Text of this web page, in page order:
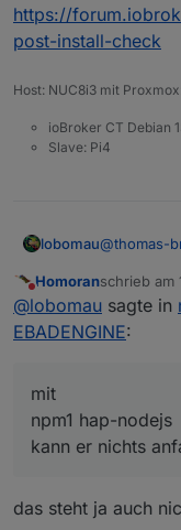
https://
post-install-check
Host: NUC8i3 mit
ioBroker CT Debian
Slave: Pi4
lobomau@thomas-
kann er
besser die
Nicht stören
Homoranschrieb am
zuletzt
@lobomau sagte in
EBADENGINE:
mit
npm1 hap-nodejs
kann er nichts
das steht ja auch